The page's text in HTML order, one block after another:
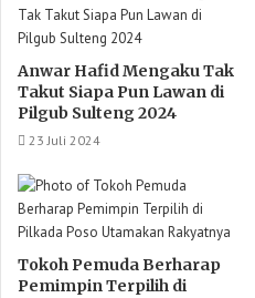
Anwar Hafid Mengaku Tak
Takut Siapa Pun Lawan di
Pilgub Sulteng 2024
23 Juli 2024
Tokoh Pemuda Berharap
Pemimpin Terpilih di